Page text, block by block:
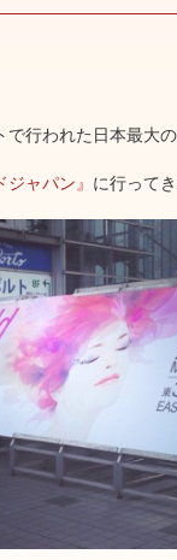
で行われた日本最大
ジャパン』 に行ってき